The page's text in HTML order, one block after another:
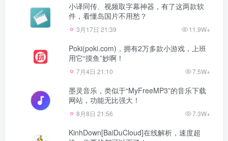
小译同传、视频取字幕神器，有了这两款软
件，看懂岛国片不用愁？
3月17日 21:39 11.9W+
Poki(poki.com)，拥有2万多款小游戏，上班
用它“摸鱼”妙啊！
7月4日 21:10 7.5W+
墨灵音乐，类似于“MyFreeMP3”的音乐下载
网站，功能无比强大！
8月8日 21:56 7.3W+
KinhDown[BaiDuCloud]在线解析，速度超